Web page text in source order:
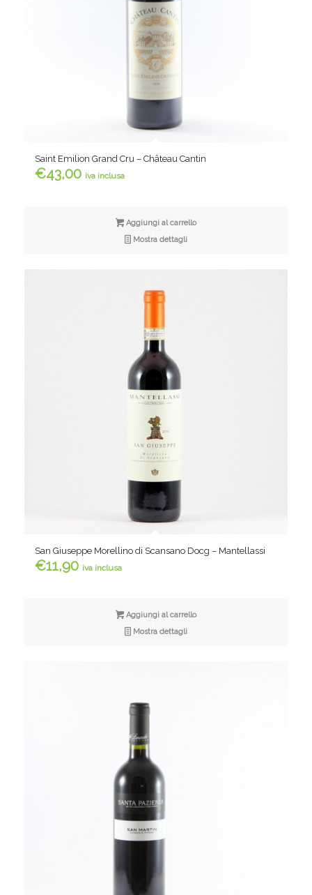
Saint Emilion Grand Cru – Château Cantin
€43,00 iva inclusa
Aggiungi al carrello
Mostra dettagli
San Giuseppe Morellino di Scansano Docg – Mantellassi
€11,90 iva inclusa
Aggiungi al carrello
Mostra dettagli